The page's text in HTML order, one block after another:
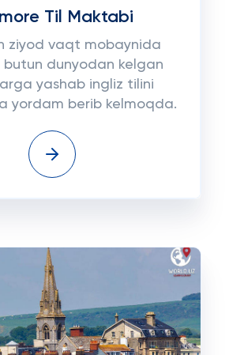
Til Maktabi
ziyod vaqt mobaynida
butun dunyodan kelgan
yashab ingliz tilini
yordam berib kelmoqda.